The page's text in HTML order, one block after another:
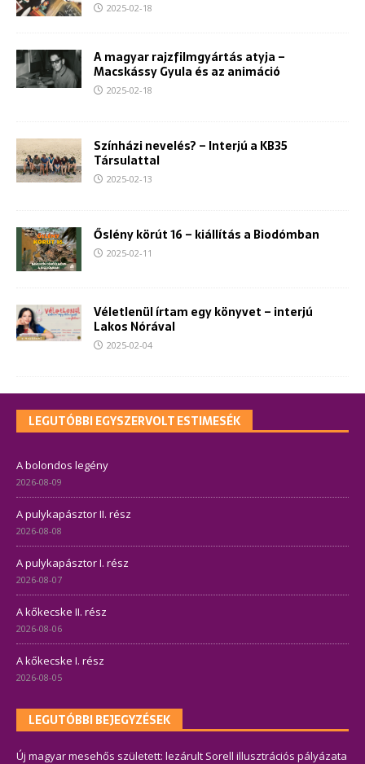
2025-02-18
A magyar rajzfilmgyártás atyja –
Macskássy Gyula és az animáció
2025-02-18
Színházi nevelés? – Interjú a KB35
Társulattal
2025-02-13
Őslény körút 16 – kiállítás a Biodómban
2025-02-11
Véletlenül írtam egy könyvet – interjú
Lakos Nórával
2025-02-04
LEGUTÓBBI EGYSZERVOLT ESTIMESÉK
A bolondos legény
2026-08-09
A pulykapásztor II. rész
2026-08-08
A pulykapásztor I. rész
2026-08-07
A kőkecske II. rész
2026-08-06
A kőkecske I. rész
2026-08-05
LEGUTÓBBI BEJEGYZÉSEK
Új magyar mesehős született: lezárult Sorell illusztrációs pályázata